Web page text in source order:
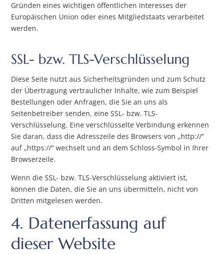
Gründen eines wichtigen öffentlichen Interesses der
Europäischen Union oder eines Mitgliedstaats verarbeitet
werden.
SSL- bzw. TLS-Verschlüsselung
Diese Seite nutzt aus Sicherheitsgründen und zum Schutz
der Übertragung vertraulicher Inhalte, wie zum Beispiel
Bestellungen oder Anfragen, die Sie an uns als
Seitenbetreiber senden, eine SSL- bzw. TLS-
Verschlüsselung. Eine verschlüsselte Verbindung erkennen
Sie daran, dass die Adresszeile des Browsers von „http://“
auf „https://“ wechselt und an dem Schloss-Symbol in Ihrer
Browserzeile.
Wenn die SSL- bzw. TLS-Verschlüsselung aktiviert ist,
können die Daten, die Sie an uns übermitteln, nicht von
Dritten mitgelesen werden.
4. Datenerfassung auf
dieser Website